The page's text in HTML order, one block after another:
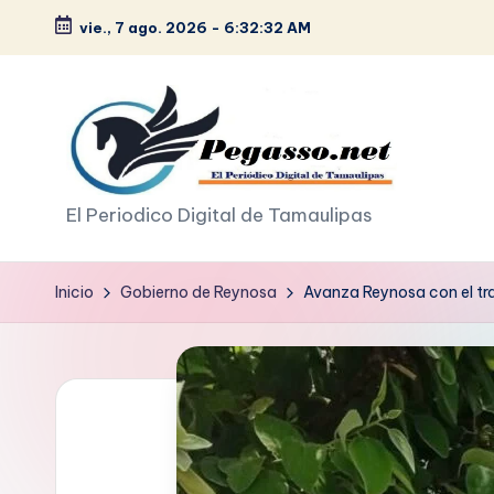
Saltar
contenido
vie., 7 ago. 2026 - 6:32:33 AM
p
e
g
El Periodico Digital de Tamaulipas
Inicio Gobierno de Reynosa Avanza Reynosa con el